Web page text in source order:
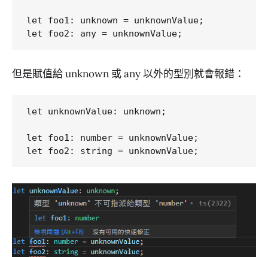
let foo1: unknown = unknownValue;
但是賦值給 unknown 或 any 以外的型別就會報錯：
let unknownValue: unknown;
let foo1: number = unknownValue;